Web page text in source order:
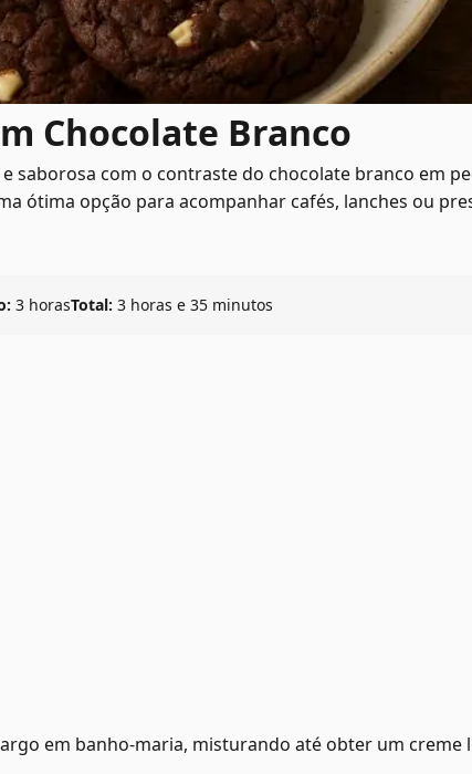
Chocolate Branco
saborosa com o contraste do chocolate branco em
ótima opção para acompanhar cafés, lanches ou
3 horasTotal: 3 horas e 35 minutos
em banho-maria, misturando até obter um creme